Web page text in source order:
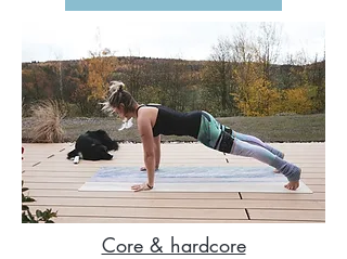
Core & hardcore